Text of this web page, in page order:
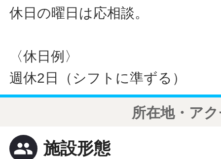
休日の曜日は応相談。
〈休日例〉
週休2日（シフトに準ずる）
所在地・ア
people 施設形態